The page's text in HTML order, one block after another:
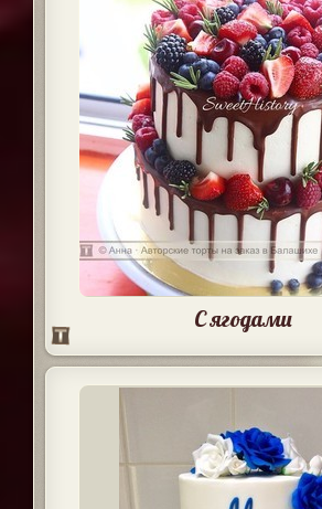
С ягодами